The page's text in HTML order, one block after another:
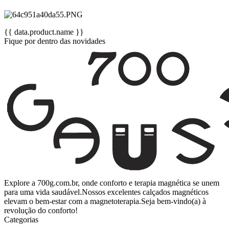
{{ data.product.name }}
Fique por dentro das novidades
Explore a 700g.com.br, onde conforto e terapia magnética se unem
para uma vida saudável.Nossos excelentes calçados magnéticos
elevam o bem-estar com a magnetoterapia.Seja bem-vindo(a) à
revolução do conforto!
Categorias